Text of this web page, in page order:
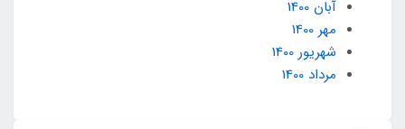
آبان 1400
مهر 1400
شهریور 1400
مرداد 1400